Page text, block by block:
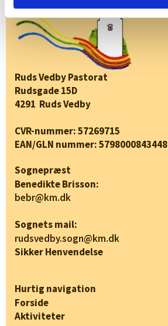
Ruds Vedby Pastorat
Rudsgade 15D
4291 Ruds Vedby
CVR-nummer: 57269715
EAN/GLN nummer: 5798000843448
Sognepræst
Benedikte Brisson:
bebr@km.dk
Sognets mail:
rudsvedby.sogn@km.dk
Sikker Henvendelse
Hurtig navigation
Forside
Aktiviteter